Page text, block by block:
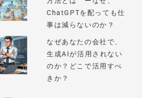
ChatGPTを配っても仕
事は減らないのか？
なぜあなたの会社で、
生成AIが活用されない
のか？どこで活用すべ
きか？